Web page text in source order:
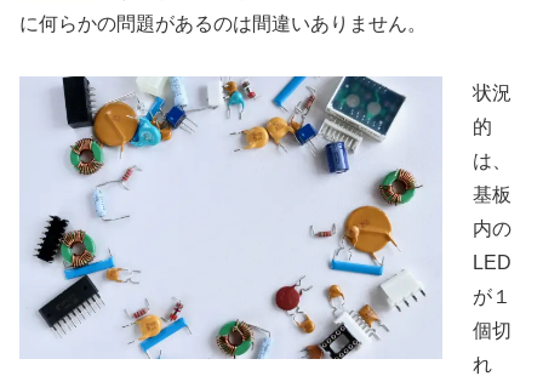
に何らかの問題があるのは間違いありません。
状況
的
は、
基板
内の
LED
が１
個切
れ